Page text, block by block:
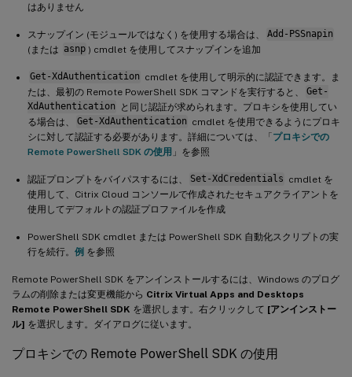
はありません
スナップイン (モジュールではなく) を使用する場合は、
Add-PSSnapin
(または asnp ) cmdlet を使用してスナップインを追加
Get-XdAuthentication cmdlet を使用して明示的に認証できます。ま
たは、最初の Remote PowerShell SDK コマンドを実行すると、
Get-
XdAuthentication
と同じ認証が求められます。プロキシを使用してい
る場合は、
Get-XdAuthentication cmdlet を使用できるようにプロキ
シに対して認証する必要があります。詳細については、「プロキシでの
Remote PowerShell SDK の使用 」を参照
認証プロンプトをバイパスするには、 Set-XdCredentials cmdlet を
使用して、Citrix Cloud コンソールで作成されたセキュアクライアントを
使用してデフォルトの認証プロファイルを作成
PowerShell SDK cmdlet または PowerShell SDK 自動化スクリプトの実
行を続行。 例 を参照
Remote PowerShell SDK をアンインストールするには、Windows のプログ
ラムの削除または変更機能から Citrix Virtual Apps and Desktops
Remote PowerShell SDK を選択します。右クリックして [アンインストー
ル] を選択します。ダイアログに従います。
プロキシでの Remote PowerShell SDK の使用